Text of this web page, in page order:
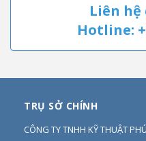
Liên hệ
Hotline:
TRỤ SỞ CHÍNH
CÔNG TY TNHH KỸ THUẬT